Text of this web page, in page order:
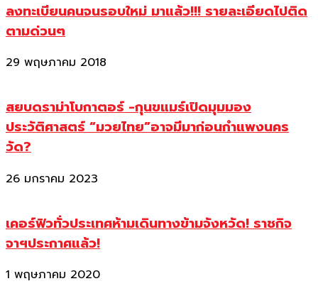
ลงทะเบียนคนจนรอบใหม่ มาแล้ว!!! รายละเอียดไปติด
ตามด่วนๆ
29 พฤษภาคม 2018
สยบดราม่าโบกาตอร์ -กุนขแมร์เปิดมุมมอง
ประวัติศาสตร์ “มวยไทย”อาจมีมาก่อนกำแพงนคร
วัด?
26 มกราคม 2023
เคอร์ฟิวทั่วประเทศห้ามเดินทางข้ามจังหวัด! ราชกิจ
จาฯประกาศแล้ว!
1 พฤษภาคม 2020